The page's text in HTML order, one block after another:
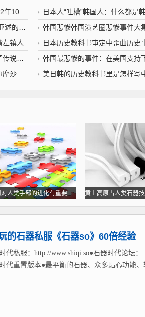
25日
与衰落
左镇人
时代小说
左镇人
日本人“吐槽”韩国人：什么都是韩国的！寿司、卡通、孔子、汉子2022/10/25日本吐槽韩国
韩国悲惨韩国演艺圈悲惨事件大集合 高层潜规则连未成年都
日本历史教科书审定中歪曲历史事实 韩国称深表遗憾，日本吐槽韩国
韩国最悲惨的事件：在美国支持下的血洗光州见人就打随意-韩
美日韩的历史教科书里是怎样写中国的日本最心虚韩国让人无语2022年
石器的使用对人类手部的进化有重要影响？石器作用
的石器私服《石器so》60倍经验
私服：http://www.shiqi.so●石器时代论坛：
代重置版本●最平衡的石器、众多贴心功能